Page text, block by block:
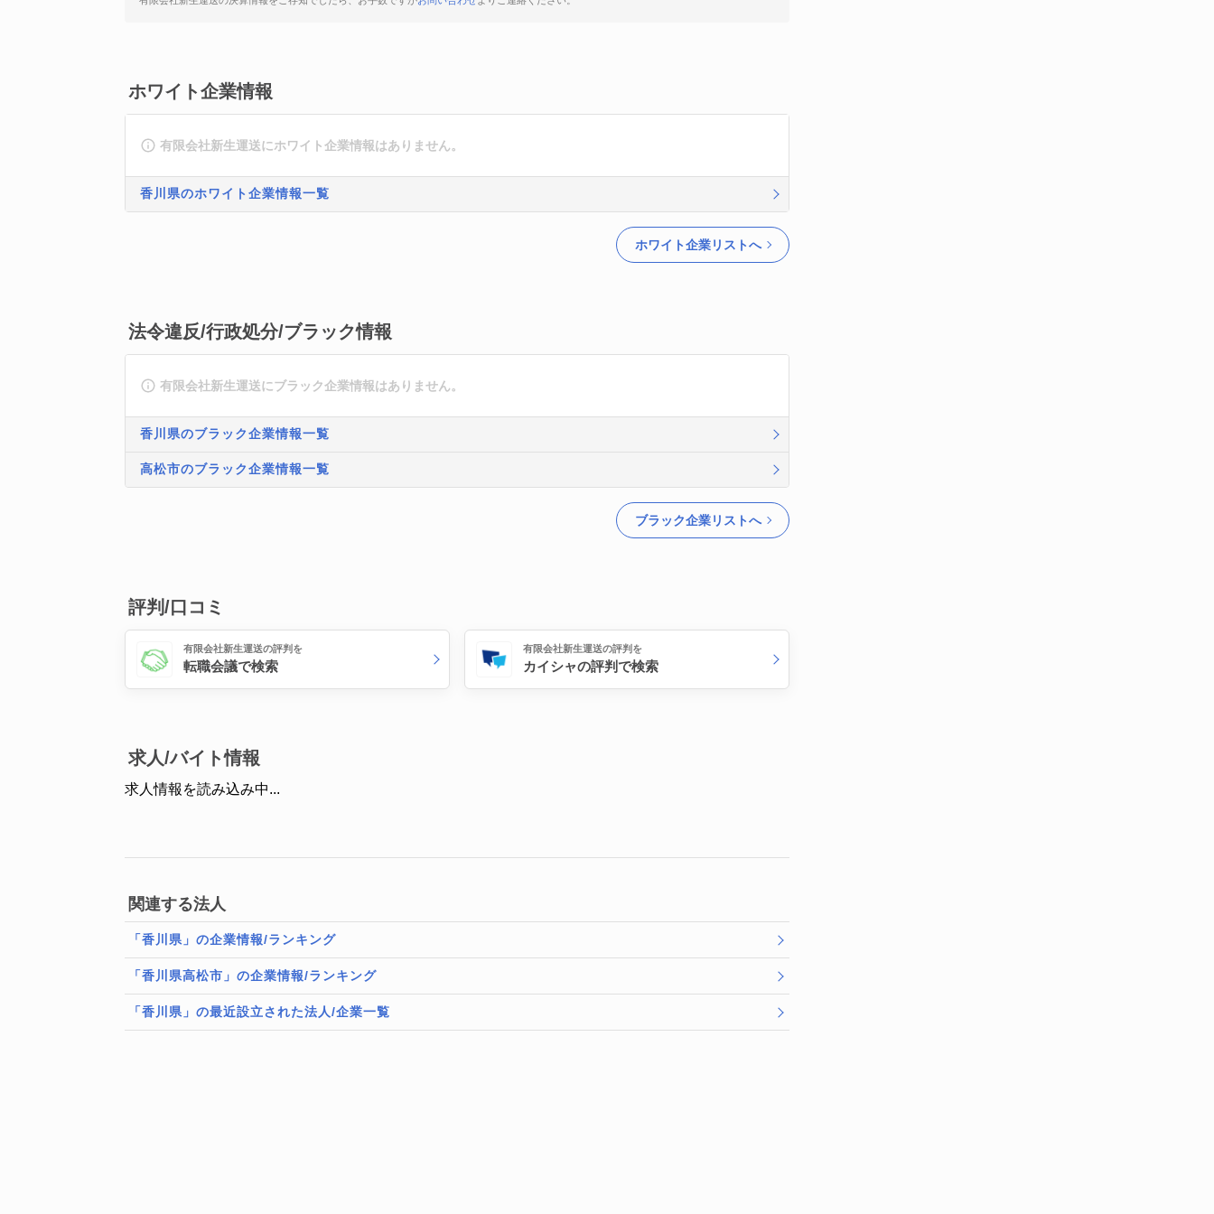
ホワイト企業情報
有限会社新生運送にホワイト企業情報はありません。
香川県のホワイト企業情報一覧
ホワイト企業リストへ
法令違反/行政処分/ブラック情報
有限会社新生運送にブラック企業情報はありません。
香川県のブラック企業情報一覧
高松市のブラック企業情報一覧
ブラック企業リストへ
評判/口コミ
有限会社新生運送の評判を
転職会議で検索
有限会社新生運送の評判を
カイシャの評判で検索
求人/バイト情報
求人情報を読み込み中...
関連する法人
「香川県」の企業情報/ランキング
「香川県高松市」の企業情報/ランキング
「香川県」の最近設立された法人/企業一覧